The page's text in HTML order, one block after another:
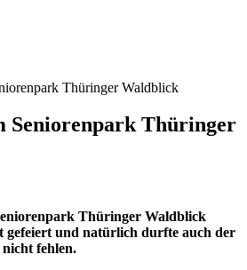
Thüringer Waldblick
Seniorenpark Thüringer
Thüringer Waldblick
gefeiert und natürlich durfte auch der
fehlen.